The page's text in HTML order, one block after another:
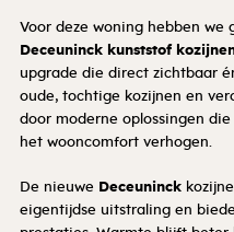
Voor deze woning hebben we
Deceuninck kunststof
upgrade die direct zichtbaar
oude, tochtige kozijnen en
door moderne oplossingen
het wooncomfort verhogen.
De nieuwe Deceuninck
eigentijdse uitstraling en